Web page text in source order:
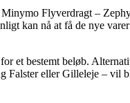
Flyverdragt –
kan nå at få de nye
et bestemt beløb.
Falster eller Gilleleje – vil